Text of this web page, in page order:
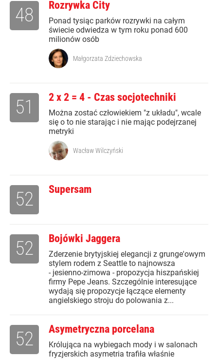
Rozrywka City
Ponad tysiąc parków rozrywki na całym
świecie odwiedza w tym roku ponad 600
milionów osób
48
Małgorzata Zdziechowska
2 x 2 = 4 - Czas socjotechniki
Można zostać człowiekiem "z układu", wcale
się o to nie starając i nie mając podejrzanej
metryki
51
Wacław Wilczyński
Supersam
52
Bojówki Jaggera
Zderzenie brytyjskiej elegancji z grunge'owym
stylem rodem z Seattle to najnowsza
- jesienno-zimowa - propozycja hiszpańskiej
firmy Pepe Jeans. Szczególnie interesujące
wydają się propozycje łączące elementy
angielskiego stroju do polowania z...
52
Asymetryczna porcelana
Królująca na wybiegach mody i w salonach
fryzjerskich asymetria trafiła właśnie
52